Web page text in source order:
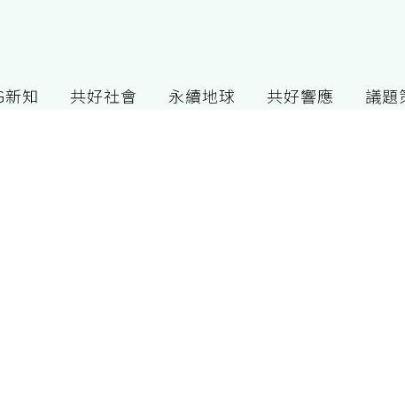
新知 共好社會 永續地球 共好響應 議題